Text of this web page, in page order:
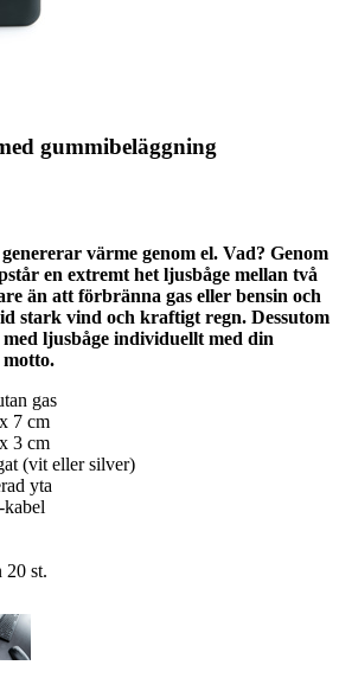
gummibeläggning
värme genom el. Vad? Genom
en extremt het ljusbåge mellan två
än att förbränna gas eller bensin och
stark vind och kraftigt regn. Dessutom
ljusbåge individuellt med din
motto.
gas
7 cm
3 cm
(vit eller silver)
yta
kabel
20 st.